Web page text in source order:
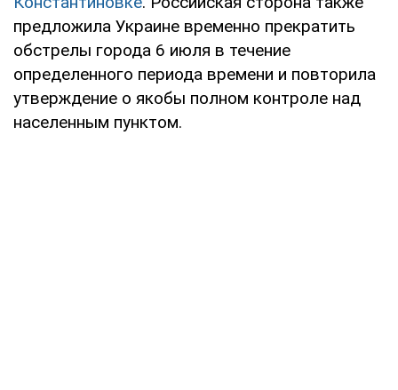
предложила Украине временно прекратить
обстрелы города 6 июля в течение
определенного периода времени и повторила
утверждение о якобы полном контроле над
населенным пунктом.